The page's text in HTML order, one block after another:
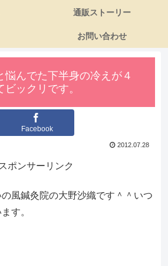
通販ストーリー
お問い合わせ
悩んでた下半身の冷えが４
ビックリです。
Facebook
2012.07.28
スポンサーリンク
風鍼灸院の大野沙織です＾＾いつ
す。